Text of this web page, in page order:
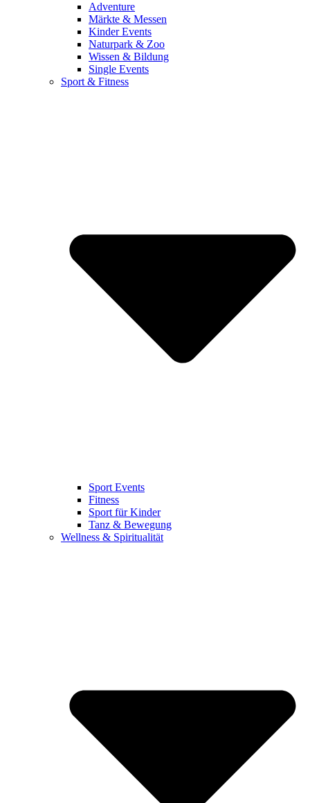
Adventure
Märkte & Messen
Kinder Events
Naturpark & Zoo
Wissen & Bildung
Single Events
Sport & Fitness
Sport Events
Fitness
Sport für Kinder
Tanz & Bewegung
Wellness & Spiritualität